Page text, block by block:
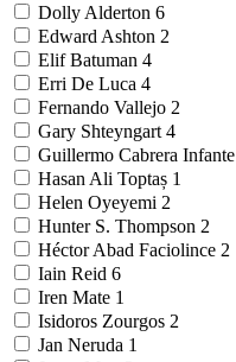
Dolly Alderton 6
Edward Ashton 2
Elif Batuman 4
Erri De Luca 4
Fernando Vallejo 2
Gary Shteyngart 4
Guillermo Cabrera Infante
Hasan Ali Toptaș 1
Helen Oyeyemi 2
Hunter S. Thompson 2
Héctor Abad Faciolince 2
Iain Reid 6
Iren Mate 1
Isidoros Zourgos 2
Jan Neruda 1